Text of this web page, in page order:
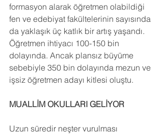
formasyon alarak öğretmen olabildiği
fen ve edebiyat fakültelerinin sayısında
da yaklaşık üç katlık bir artış yaşandı.
Öğretmen ihtiyacı 100-150 bin
dolayında. Ancak plansız büyüme
sebebiyle 350 bin dolayında mezun ve
işsiz öğretmen adayı kitlesi oluştu.
MUALLİM OKULLARI GELİYOR
Uzun süredir neşter vurulması